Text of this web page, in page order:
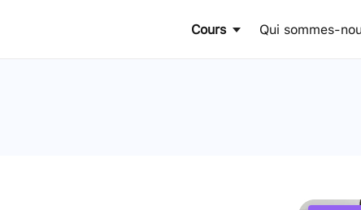
Cours Qui sommes-